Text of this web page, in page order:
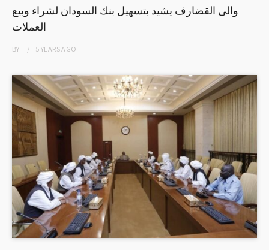
والى القضارف يشيد بتسهيل بنك السودان لشراء وبيع
العملات
BY 5 YEARSAGO